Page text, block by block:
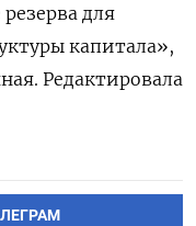
для
капитала»,
Редактировала